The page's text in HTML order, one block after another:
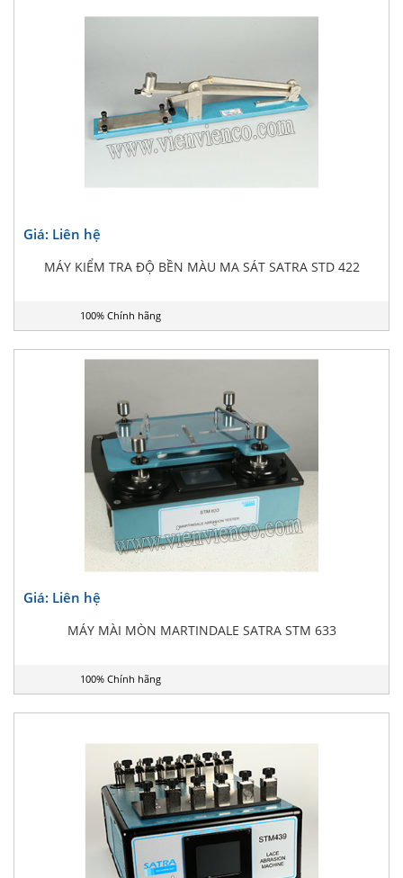
Giá: Liên hệ
MÁY KIỂM TRA ĐỘ BỀN MÀU MA SÁT SATRA STD 422
100% Chính hãng
Giá: Liên hệ
MÁY MÀI MÒN MARTINDALE SATRA STM 633
100% Chính hãng